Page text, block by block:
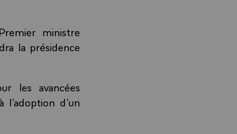
ministre
la présidence
les avancées
d’un